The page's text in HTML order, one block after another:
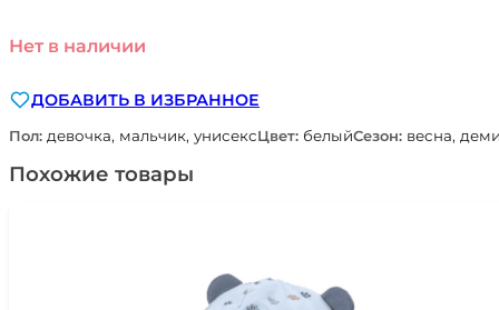
Нет в наличии
ДОБАВИТЬ В ИЗБРАННОЕ
Пол: девочка, мальчик, унисексЦвет: белыйСезон: весна,
Похожие товары